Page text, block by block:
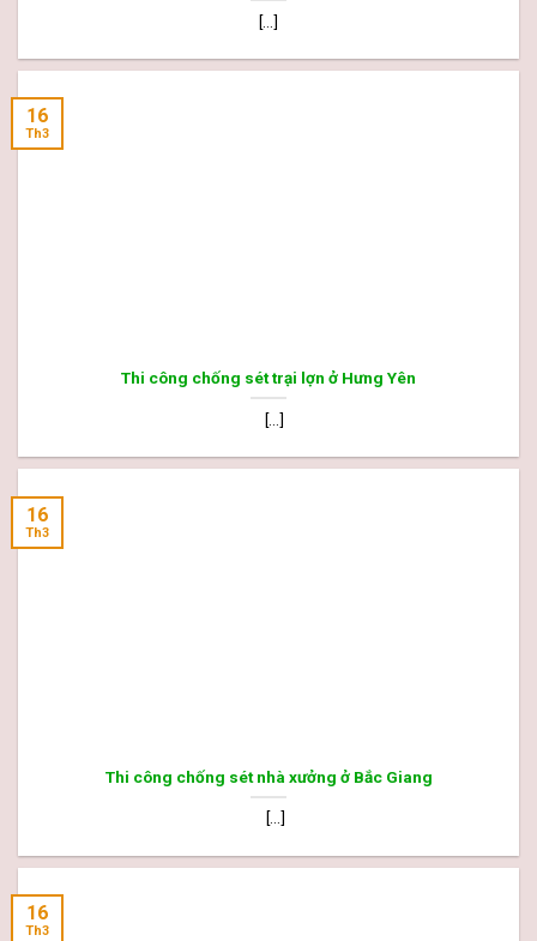
[...]
Thi công chống sét trại lợn ở Hưng Yên
[...]
16
Th3
Thi công chống sét nhà xưởng ở Bắc Giang
[...]
16
Th3
16
Th3